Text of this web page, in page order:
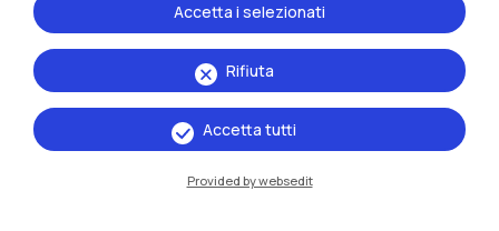
Rifiuta
Accetta i selezionati
Accetta tutti
Provided by websedit